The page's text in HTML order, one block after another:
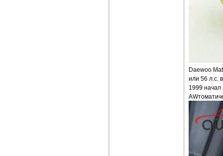
Daewoo
или 56 л.с.
1999 начал